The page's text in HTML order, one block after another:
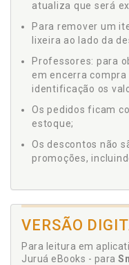
atualiza que será
Para remover um
lixeira ao lado da
Professores: para
em encerra
identificação os
Os pedidos ficam
estoque;
Os descontos não
promoções,
VERSÃO
Para leitura em
Juruá eBooks - para